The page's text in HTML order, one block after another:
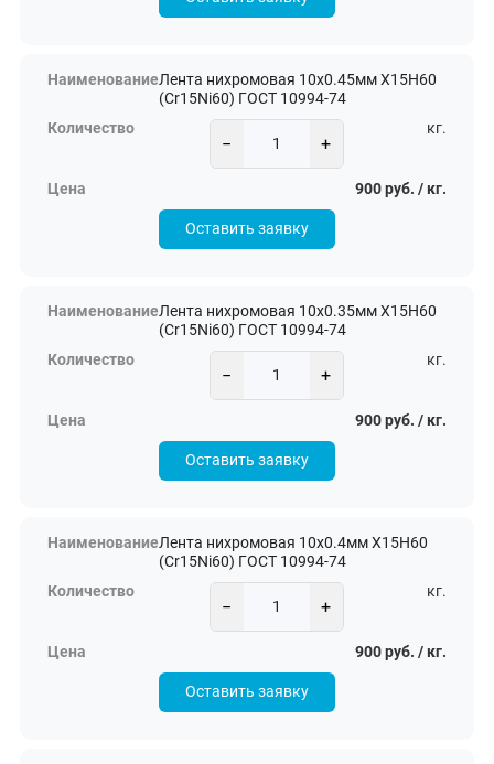
Лента нихромовая 10х0.45мм Х15Н60
(Cr15Ni60) ГОСТ 10994-74
− +
кг.
900 руб. / кг.
Оставить заявку
Лента нихромовая 10х0.35мм Х15Н60
(Cr15Ni60) ГОСТ 10994-74
− +
кг.
900 руб. / кг.
Оставить заявку
Лента нихромовая 10х0.4мм Х15Н60
(Cr15Ni60) ГОСТ 10994-74
− +
кг.
900 руб. / кг.
Оставить заявку